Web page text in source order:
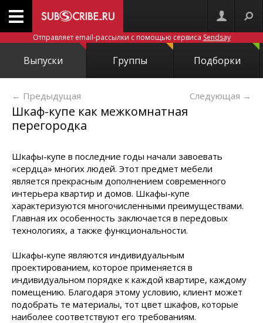
Отправляет email-рассылки с помощью сервиса Sendsay
Выпуски Группы Подборки
← Предыдущая Следующая →
Шкаф-купе как межкомнатная
перегородка
Шкафы-купе в последние годы начали завоевать
«сердца» многих людей. Этот предмет мебели
является прекрасным дополнением современного
интерьера квартир и домов. Шкафы-купе
характеризуются многочисленными преимуществами.
Главная их особенность заключается в передовых
технологиях, а также функциональности.
Шкафы-купе являются индивидуальным
проектированием, которое применяется в
индивидуальном порядке к каждой квартире, каждому
помещению. Благодаря этому условию, клиент может
подобрать те материалы, тот цвет шкафов, которые
наиболее соответствуют его требованиям.